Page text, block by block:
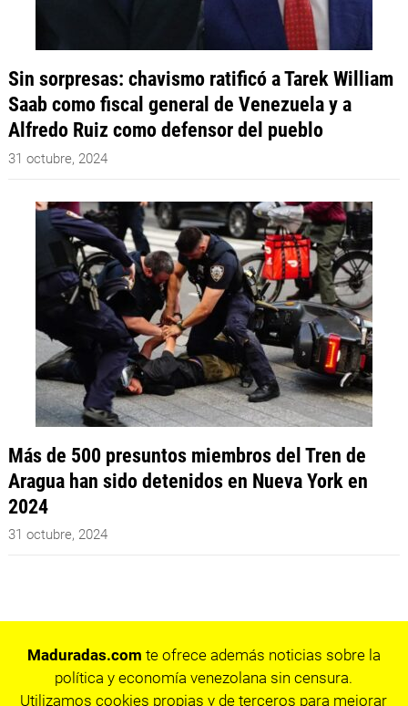
Sin sorpresas: chavismo ratificó a Tarek William
Saab como fiscal general de Venezuela y a
Alfredo Ruiz como defensor del pueblo
31 octubre, 2024
Más de 500 presuntos miembros del Tren de
Aragua han sido detenidos en Nueva York en
2024
31 octubre, 2024
Maduradas.com te ofrece además noticias sobre la
política y economía venezolana sin censura.
Utilizamos cookies propias y de terceros para mejorar